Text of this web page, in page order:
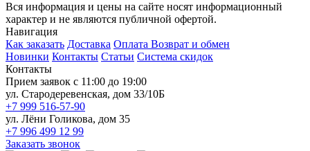
Вся информация и цены на сайте носят информационный
характер и не являются публичной офертой.
Навигация
Как заказать Доставка Оплата Возврат и обмен
Новинки Контакты Статьи Система скидок
Контакты
Прием заявок с 11:00 до 19:00
ул. Стародеревенская, дом 33/10Б
+7 999 516-57-90
ул. Лёни Голикова, дом 35
+7 996 499 12 99
Заказать звонок